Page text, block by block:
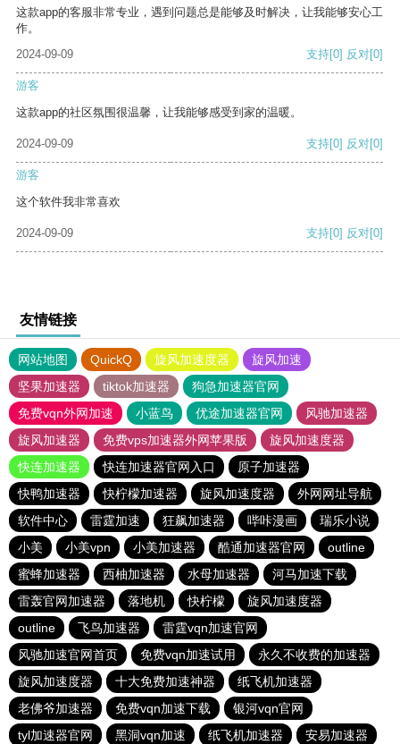
这款app的客服非常专业，遇到问题总是能够及时解决，让我能够安心工
作。
2024-09-09
支持[0] 反对[0]
游客
这款app的社区氛围很温馨，让我能够感受到家的温暖。
2024-09-09 支持[0] 反对[0]
游客
这个软件我非常喜欢
2024-09-09 支持[0] 反对[0]
友情链接
网站地图 QuickQ 旋风加速度器
旋风加速
坚果加速器
tiktok加速器
狗急加速器官网
免费vqn外网加速
小蓝鸟 优途加速器官网
风驰加速器
旋风加速器
免费vps加速器外网苹果版
旋风加速度器
快连加速器
快连加速器官网入口
原子加速器
快鸭加速器
快柠檬加速器 旋风加速度器
外网网址导航
软件中心
雷霆加速 狂飙加速器 哔咔漫画
瑞乐小说
小美
小美vpn 小美加速器 酷通加速器官网
outline
蜜蜂加速器
西柚加速器 水母加速器
河马加速下载
雷轰官网加速器
落地机 快柠檬
旋风加速度器
outline
飞鸟加速器
雷霆vqn加速官网
风驰加速官网首页
免费vqn加速试用
永久不收费的加速器
旋风加速度器
十大免费加速神器
纸飞机加速器
老佛爷加速器
免费vqn加速下载
银河vqn官网
tyl加速器官网
黑洞vqn加速 纸飞机加速器 安易加速器